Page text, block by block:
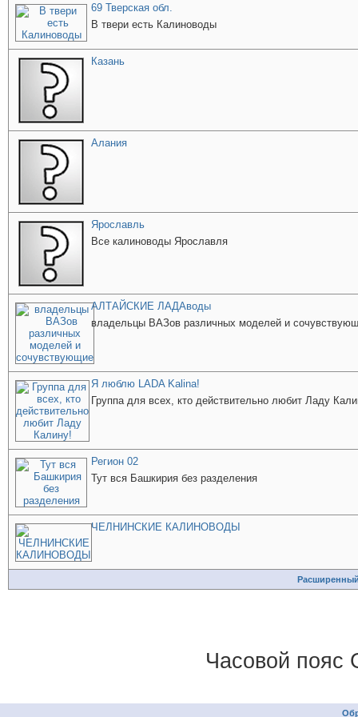
69 Тверская обл.
В твери есть Калиноводы
Казань
Алания
Ярославль
Все калиноводы Ярославля
АЛТАЙСКИЕ ЛАДАводы
владельцы ВАЗов различных моделей и
Я люблю LADA Kalina!
Группа для всех, кто действительно любит Ладу
Регион 02
Тут вся Башкирия без разделения
ЧЕЛНИНСКИЕ КАЛИНОВОДЫ
Часовой пояс